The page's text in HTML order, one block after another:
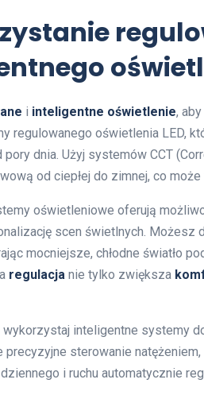
i inteligentne oświetlenie,
regulowanego oświetlenia LED,
dnia. Użyj systemów CCT
od ciepłej do zimnej, co
oświetleniowe oferują
scen świetlnych. Możesz
mocniejsze, chłodne światło
regulacja nie tylko zwiększa
wykorzystaj inteligentne systemy
precyzyjne sterowanie natężeniem,
dziennego i ruchu automatycznie